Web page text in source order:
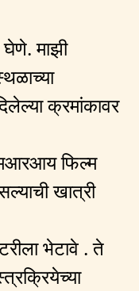
माझी
क्रमांकावर
फिल्म
खात्री
भेटावे . ते